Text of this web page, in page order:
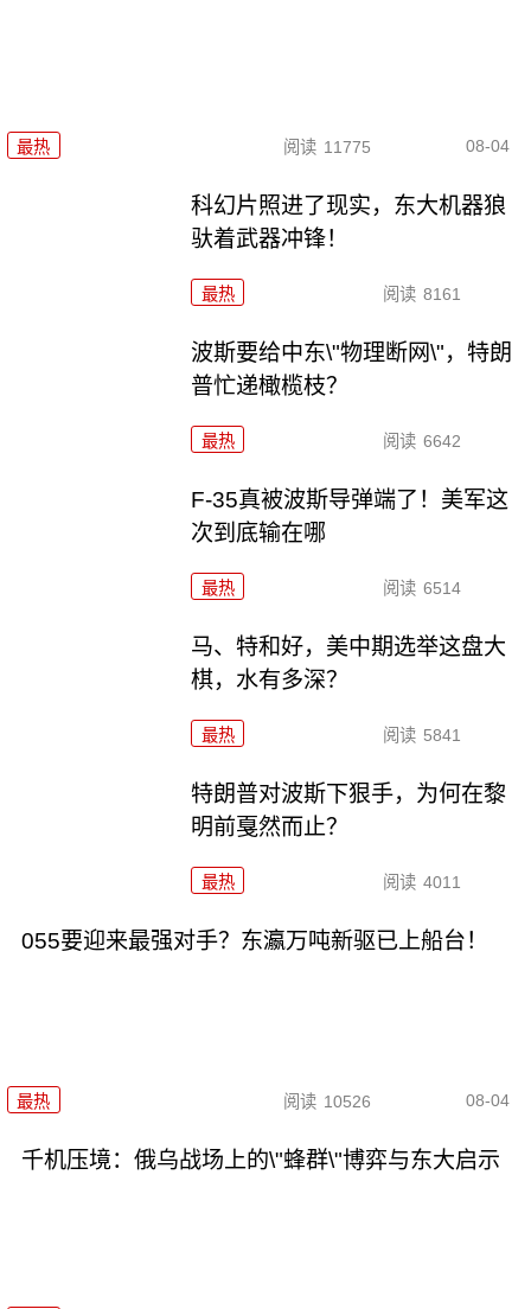
最热 阅读 11775 08-04
科幻片照进了现实，东大机器狼
驮着武器冲锋！
最热 阅读 8161
波斯要给中东\"物理断网\"，特朗
普忙递橄榄枝？
最热 阅读 6642
F-35真被波斯导弹端了！美军这
次到底输在哪
最热 阅读 6514
马、特和好，美中期选举这盘大
棋，水有多深？
最热 阅读 5841
特朗普对波斯下狠手，为何在黎
明前戛然而止？
最热 阅读 4011
055要迎来最强对手？东瀛万吨新驱已上船台！
最热 阅读 10526 08-04
千机压境：俄乌战场上的\"蜂群\"博弈与东大启示